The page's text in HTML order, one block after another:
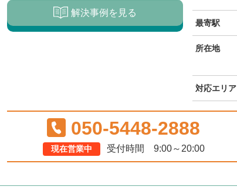
最寄駅
所在地
対応エリア
解決事例を見る
050-5448-2888
現在営業中 受付時間 9:00～20:00